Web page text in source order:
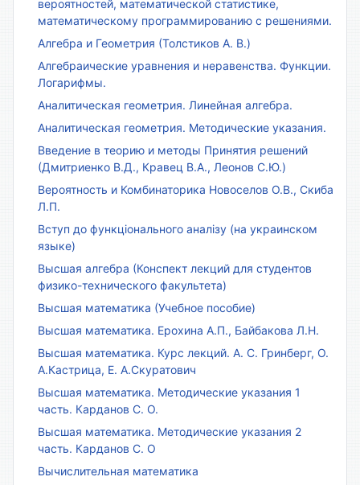
вероятностей, математической статистике,
математическому программированию с решениями.
Алгебра и Геометрия (Толстиков А. В.)
Алгебраические уравнения и неравенства. Функции.
Логарифмы.
Аналитическая геометрия. Линейная алгебра.
Аналитическая геометрия. Методические указания.
Введение в теорию и методы Принятия решений
(Дмитриенко В.Д., Кравец В.А., Леонов С.Ю.)
Вероятность и Комбинаторика Новоселов О.В., Скиба
Л.П.
Вступ до функціонального аналізу (на украинском
языке)
Высшая алгебра (Конспект лекций для студентов
физико-технического факультета)
Высшая математика (Учебное пособие)
Высшая математика. Ерохина А.П., Байбакова Л.Н.
Высшая математика. Курс лекций. А. С. Гринберг, О.
А.Кастрица, Е. А.Скуратович
Высшая математика. Методические указания 1
часть. Карданов С. О.
Высшая математика. Методические указания 2
часть. Карданов С. О
Вычислительная математика